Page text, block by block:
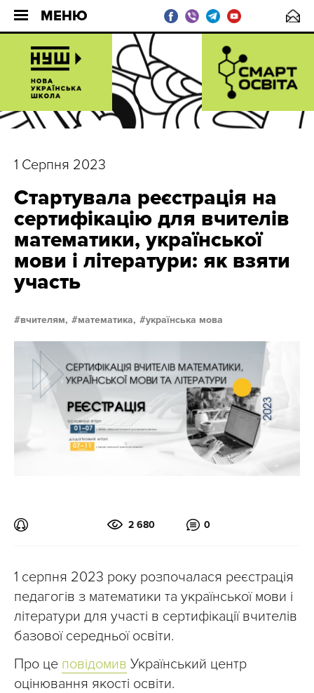
МЕНЮ
1 Серпня 2023
Стартувала реєстрація на
сертифікацію для вчителів
математики, української
мови і літератури: як взяти
участь
вчителям, математика, українська мова
2 680 0
1 серпня 2023 року розпочалася реєстрація
педагогів з математики та української мови і
літератури для участі в сертифікації вчителів
базової середньої освіти.
Про це повідомив Український центр
оцінювання якості освіти.